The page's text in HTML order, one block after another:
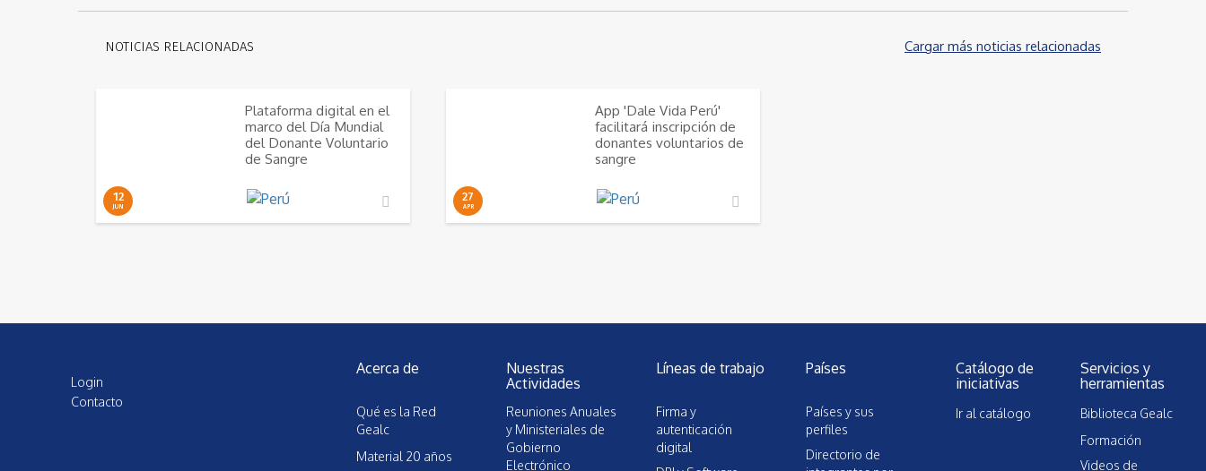
NOTICIAS RELACIONADAS Cargar más noticias relacionadas
12
JUN
Plataforma digital en el
marco del Día Mundial
del Donante Voluntario
de Sangre
27
APR
App 'Dale Vida Perú'
facilitará inscripción de
donantes voluntarios de
sangre
Login
Contacto
Acerca de
Qué es la Red
Gealc
Material 20 años
Nuestras
Actividades
Reuniones Anuales
y Ministeriales de
Gobierno
Electrónico
Líneas de trabajo
Firma y
autenticación
digital
Países
Países y sus
perfiles
Directorio de
Catálogo de
iniciativas
Ir al catálogo
Servicios y
herramientas
Biblioteca Gealc
Formación
Videos de